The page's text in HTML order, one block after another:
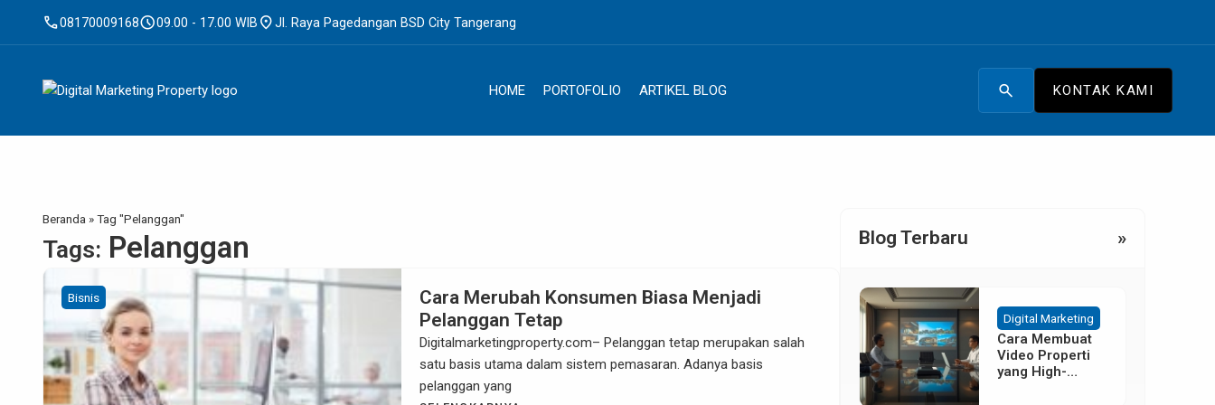
call08170009168schedule09.00 - 17.00 WIB location_onJl. Raya Pagedangan BSD City Tangerang
HOME PORTOFOLIO ARTIKEL BLOG search KONTAK KAMI
Beranda »Tag "Pelanggan"
Tags: Pelanggan
Bisnis
Cara Merubah Konsumen Biasa Menjadi
Pelanggan Tetap
Digitalmarketingproperty.com– Pelanggan tetap merupakan salah
satu basis utama dalam sistem pemasaran. Adanya basis
pelanggan yang
Blog Terbaru »
Digital Marketing
Cara Membuat
Video Properti
yang High-